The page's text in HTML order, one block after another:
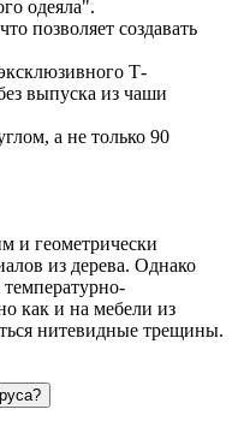
одеяла".
позволяет создавать
Т-
выпуска из чаши
а не только 90
и геометрически
из дерева. Однако
как и на мебели из
нитевидные трещины.